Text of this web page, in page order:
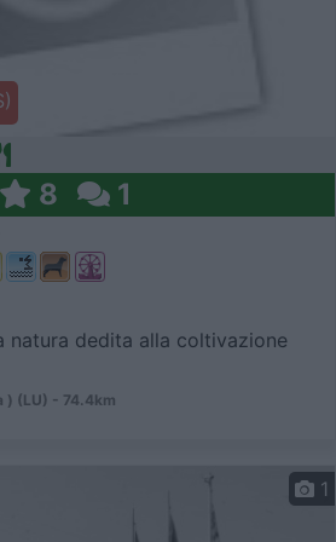
8 1
natura dedita alla coltivazione
) (LU) - 74.4km
1